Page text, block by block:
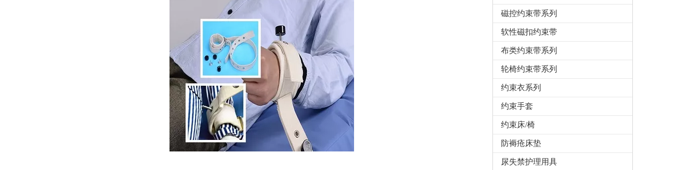
磁控约束带系列
软性磁扣约束带
布类约束带系列
轮椅约束带系列
约束衣系列
约束手套
约束床/椅
防褥疮床垫
尿失禁护理用具